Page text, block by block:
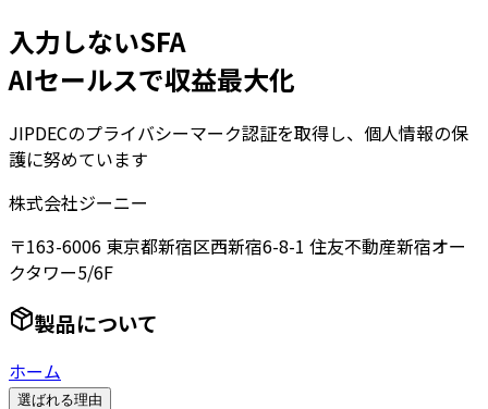
入力しないSFA
AIセールスで収益最大化
JIPDECのプライバシーマーク認証を取得し、個人情報の保
護に努めています
株式会社ジーニー
〒163-6006 東京都新宿区西新宿6-8-1 住友不動産新宿オー
クタワー5/6F
製品について
ホーム
選ばれる理由